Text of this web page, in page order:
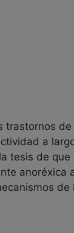
a
tesis de
anoréxica
de